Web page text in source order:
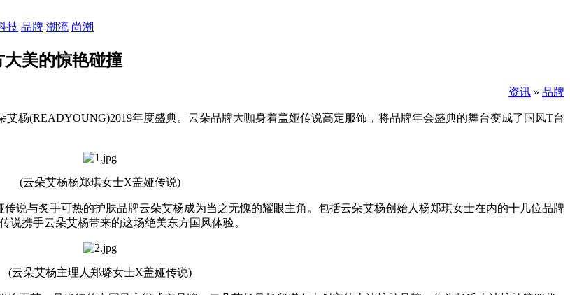
技 品牌 潮流 尚潮
大美的惊艳碰撞
资讯 » 品牌
杨(READYOUNG)2019年度盛典。云朵品牌大咖身着盖娅传说高定服饰，将品牌年会盛典的舞台变成了国风T台
(云朵艾杨杨郑琪女士X盖娅传说)
说与炙手可热的护肤品牌云朵艾杨成为当之无愧的耀眼主角。包括云朵艾杨创始人杨郑琪女士在内的十几位品牌
说携手云朵艾杨带来的这场绝美东方国风体验。
(云朵艾杨主理人郑璐女士X盖娅传说)